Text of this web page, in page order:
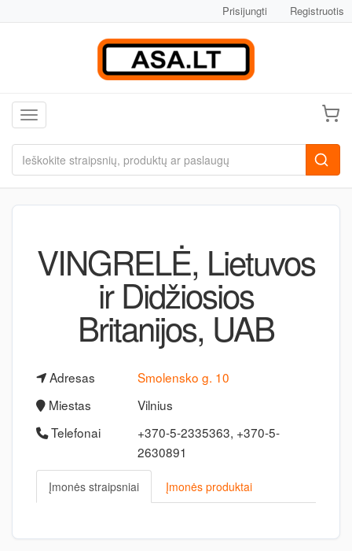
Prisijungti Registruotis
Toggle navigation
VINGRELĖ, Lietuvos
ir Didžiosios
Britanijos, UAB
Adresas
Smolensko g. 10
Miestas
Vilnius
Telefonai
+370-5-2335363, +370-5-
2630891
Įmonės straipsniai Įmonės produktai